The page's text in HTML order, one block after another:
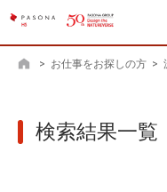
ホーム
> お仕事をお探しの方 >
検索結果一覧